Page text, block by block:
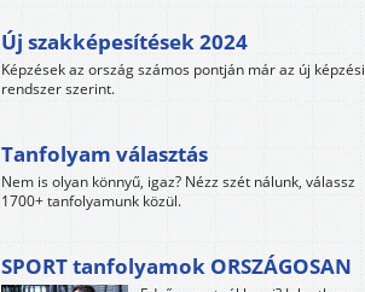
Új szakképesítések 2024
Képzések az ország számos pontján már az új képzési
rendszer szerint.
Tanfolyam választás
Nem is olyan könnyű, igaz? Nézz szét nálunk, válassz
1700+ tanfolyamunk közül.
SPORT tanfolyamok ORSZÁGOSAN